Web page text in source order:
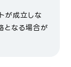
が成立しな
となる場合が